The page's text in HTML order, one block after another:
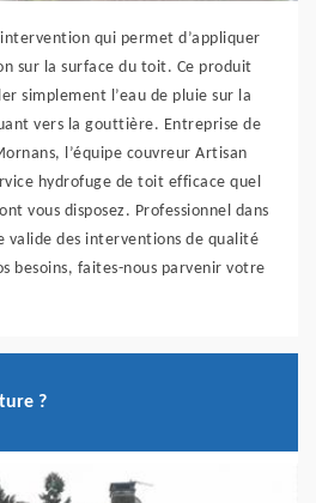
qui permet d’appliquer
sur la surface du toit. Ce produit
simplement l’eau de pluie sur la
vers la gouttière. Entreprise de
l’équipe couvreur Artisan
hydrofuge de toit efficace quel
vous disposez. Professionnel dans
valide des interventions de qualité
besoins, faites-nous parvenir votre
?